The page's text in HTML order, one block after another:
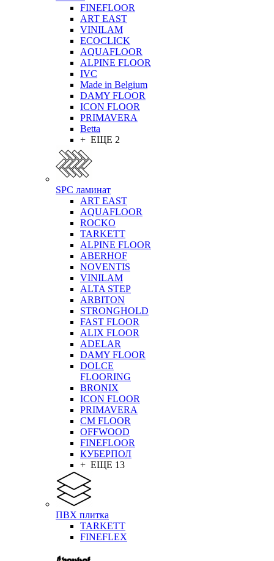
FINEFLOOR
ART EAST
VINILAM
ECOCLICK
AQUAFLOOR
ALPINE FLOOR
IVC
Made in Belgium
DAMY FLOOR
ICON FLOOR
PRIMAVERA
Betta
+ ЕЩЕ 2
SPC ламинат
ART EAST
AQUAFLOOR
ROCKO
TARKETT
ALPINE FLOOR
ABERHOF
NOVENTIS
VINILAM
ALTA STEP
ARBITON
STRONGHOLD
FAST FLOOR
ALIX FLOOR
ADELAR
DAMY FLOOR
DOLCE
FLOORING
BRONIX
ICON FLOOR
PRIMAVERA
CM FLOOR
OFFWOOD
FINEFLOOR
КУБЕРПОЛ
+ ЕЩЕ 13
ПВХ плитка
TARKETT
FINEFLEX